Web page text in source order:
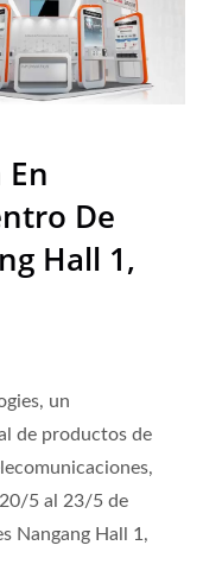
En
De
Hall 1,
un
de productos de
5 al 23/5 de
Nangang Hall 1,